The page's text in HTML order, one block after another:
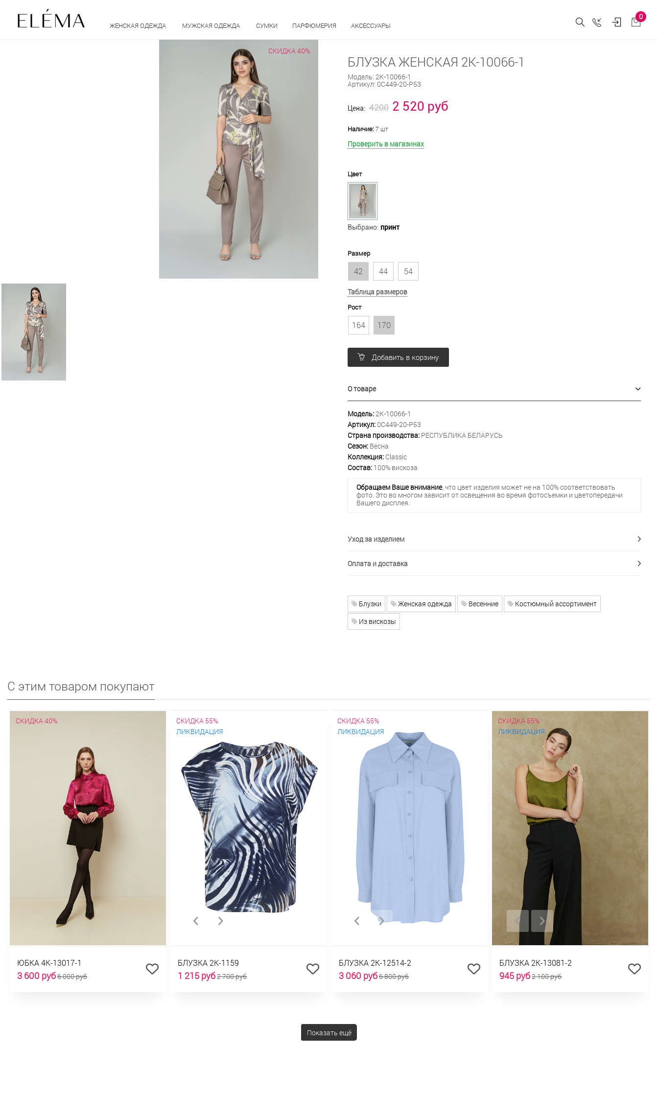
ЖЕНСКАЯ ОДЕЖДА МУЖСКАЯ ОДЕЖДА СУМКИ ПАРФЮМЕРИЯ АКСЕССУАРЫ
0
СКИДКА 40%
БЛУЗКА ЖЕНСКАЯ 2К-10066-1
Модель: 2К-10066-1
Артикул: 0С449-20-Р53
Цена: 4200 2 520 руб
Наличие:7 шт
Проверить в магазинах
Цвет
Выбрано: принт
Размер
42 44 54
Таблица размеров
Рост
164 170
Добавить в корзину
О товаре
Модель:2К-10066-1
Артикул:0С449-20-Р53
Страна производства:РЕСПУБЛИКА БЕЛАРУСЬ
Сезон:Весна
Коллекция:Classic
Состав:100% вискоза
Обращаем Ваше внимание, что цвет изделия может не на 100% соответствовать
фото. Это во многом зависит от освещения во время фотосъемки и цветопередачи
Вашего дисплея.
Уход за изделием
Оплата и доставка
Блузки Женская одежда Весенние
Костюмный ассортимент
Из вискозы
С этим товаром покупают
СКИДКА 40%
ЮБКА 4К-13017-1
3 600 руб6 000 руб
СКИДКА 55%
ЛИКВИДАЦИЯ
БЛУЗКА 2К-1159
1 215 руб2 700 руб
СКИДКА 55%
ЛИКВИДАЦИЯ
БЛУЗКА 2К-12514-2
3 060 руб6 800 руб
СКИДКА 55%
ЛИКВИДАЦИЯ
БЛУЗКА 2К-13081-2
945 руб2 100 руб
Показать ещё